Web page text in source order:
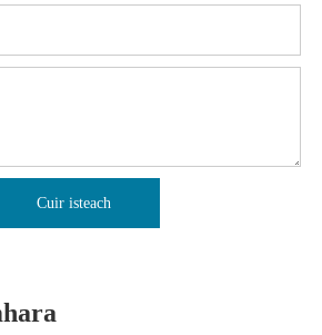
Cuir isteach